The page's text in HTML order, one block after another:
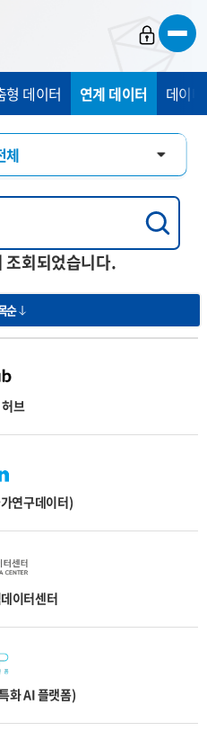
형 데이터 연계 데이터 데이
체
합
복지
강
물류
전
해양
조회되었습니다.
순
브
연구데이터)
이터센터
화 AI 플랫폼)